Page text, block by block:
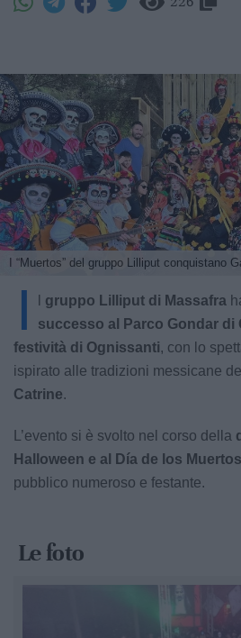
I “Muertos” del gruppo Lilliput conquistano
I gruppo Lilliput di Massafra
successo al Parco Gondar di
festività di Ognissanti, con lo
ispirato alle tradizioni messicane
Catrine.
L’evento si è svolto nel corso della
Halloween e al Día de los Muertos
pubblico numeroso e festante.
Le foto